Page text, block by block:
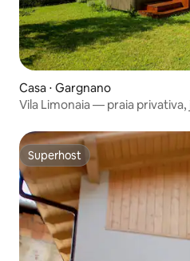
Casa ⋅ Gargnano
Vila Limonaia — praia
Superhost
Superhost